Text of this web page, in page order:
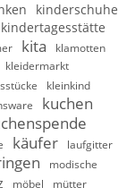
kinderschuhe
kindertagesstätte
kita
klamotten
kleidermarkt
kleinkind
kuchen
käufer
laufgitter
modische
möbel mütter